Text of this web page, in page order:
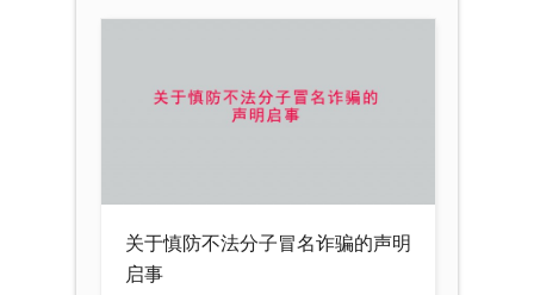
关于慎防不法分子冒名诈骗的声明
启事